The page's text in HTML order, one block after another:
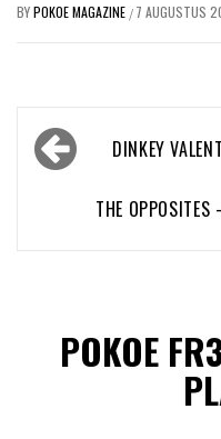
BYPOKOE MAGAZINE / 7 AUGUSTUS
Bericht
navigatieDINKEY
THE OPPOSITES
POKOE